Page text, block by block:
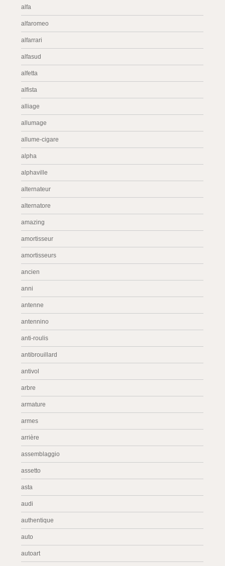
alfa
alfaromeo
alfarrari
alfasud
alfetta
alfista
alliage
allumage
allume-cigare
alpha
alphaville
alternateur
alternatore
amazing
amortisseur
amortisseurs
ancien
anni
antenne
antennino
anti-roulis
antibrouillard
antivol
arbre
armature
armes
arrière
assemblaggio
assetto
asta
audi
authentique
auto
autoart